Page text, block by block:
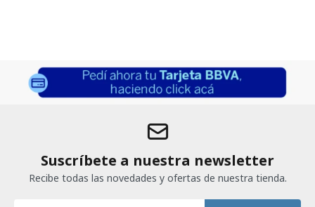
Suscríbete a nuestra newsletter
Recibe todas las novedades y ofertas de nuestra tienda.